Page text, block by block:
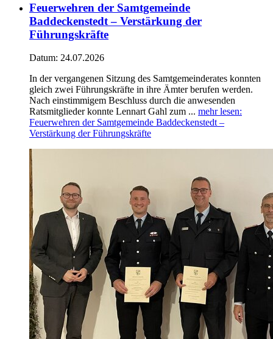
Feuerwehren der Samtgemeinde
Baddeckenstedt – Verstärkung der
Führungskräfte
Datum: 24.07.2026
In der vergangenen Sitzung des Samtgemeinderates konnten
gleich zwei Führungskräfte in ihre Ämter berufen werden.
Nach einstimmigem Beschluss durch die anwesenden
Ratsmitglieder konnte Lennart Gahl zum ... mehr lesen:
Feuerwehren der Samtgemeinde Baddeckenstedt –
Verstärkung der Führungskräfte